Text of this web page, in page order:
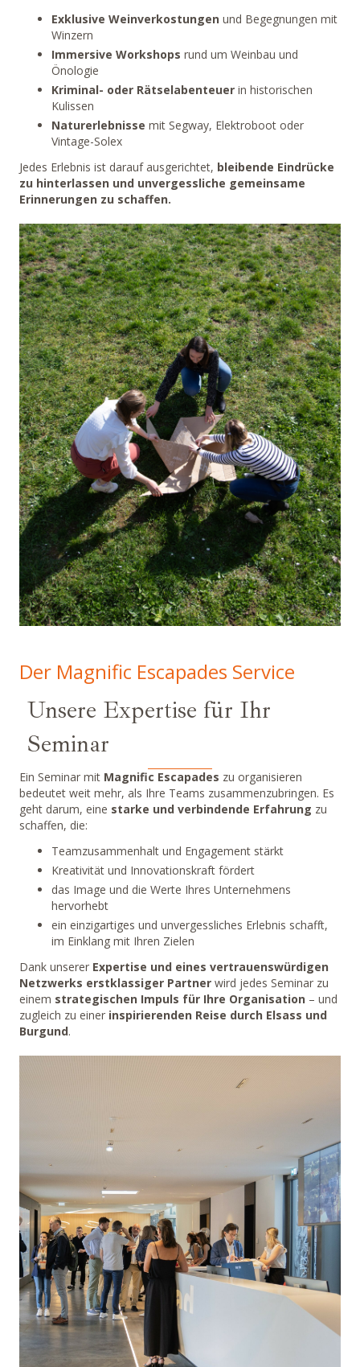
Exklusive Weinverkostungen und Begegnungen mit
Winzern
Immersive Workshops rund um Weinbau und
Önologie
Kriminal- oder Rätselabenteuer in historischen
Kulissen
Naturerlebnisse mit Segway, Elektroboot oder
Vintage-Solex
Jedes Erlebnis ist darauf ausgerichtet, bleibende Eindrücke
zu hinterlassen und unvergessliche gemeinsame
Erinnerungen zu schaffen.
Der Magnific Escapades Service
Unsere Expertise für Ihr
Seminar
Ein Seminar mit Magnific Escapades zu organisieren
bedeutet weit mehr, als Ihre Teams zusammenzubringen. Es
geht darum, eine starke und verbindende Erfahrung zu
schaffen, die:
Teamzusammenhalt und Engagement stärkt
Kreativität und Innovationskraft fördert
das Image und die Werte Ihres Unternehmens
hervorhebt
ein einzigartiges und unvergessliches Erlebnis schafft,
im Einklang mit Ihren Zielen
Dank unserer Expertise und eines vertrauenswürdigen
Netzwerks erstklassiger Partner wird jedes Seminar zu
einem strategischen Impuls für Ihre Organisation – und
zugleich zu einer inspirierenden Reise durch Elsass und
Burgund.